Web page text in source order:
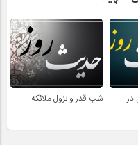
در
شب قدر و نزول ملائکه